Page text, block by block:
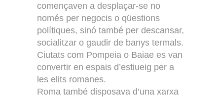
començaven a desplaçar-se no
només per negocis o qüestions
polítiques, sinó també per descansar,
socialitzar o gaudir de banys termals.
Ciutats com Pompeia o Baiae es van
convertir en espais d’estiueig per a
les elits romanes.
Roma també disposava d’una xarxa